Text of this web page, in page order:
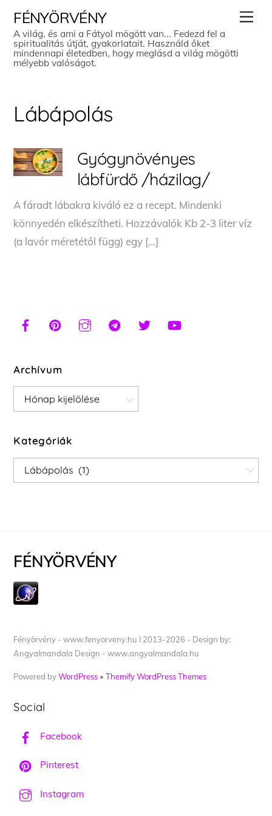
content
FÉNYÖRVÉNY
A világ, és ami a Fátyol mögött van... Fedezd fel a
spiritualitás útját, gyakorlatait. Használd őket
mindennapi életedben, hogy meglásd a világ mögötti
mélyebb valóságot.
Lábápolás
Gyógynövényes
lábfürdő /házilag/
A fáradt lábakra kiváló ez a recept. Mindenki
könnyedén elkészítheti. Hozzávalók Kb 2-3 liter víz
(a lavór méretétől függ) egy […]
Archívum
Archívum
Kategóriák
Kategóriák
FÉNYÖRVÉNY
Fényörvény - www.fenyorveny.hu I 2013-2026 - Design by:
Angyalmandala Design - www.angyalmandala.hu
Powered byWordPress •Themify WordPress Themes
Social
Facebook
Pinterest
Instagram